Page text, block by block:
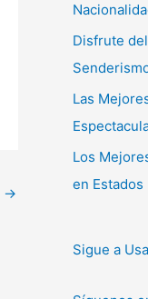
→
Disfrute
Las
Los
en
Sigue a